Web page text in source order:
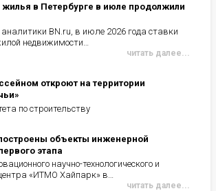
жилья в Петербурге в июле продолжили
BN.ru, в июле 2026 года ставки
недвижимости…
читать далее...
откроют на территории
по строительству
объекты инженерной
этапа
научно-технологического и
«ИТМО Хайпарк» в…
читать далее...